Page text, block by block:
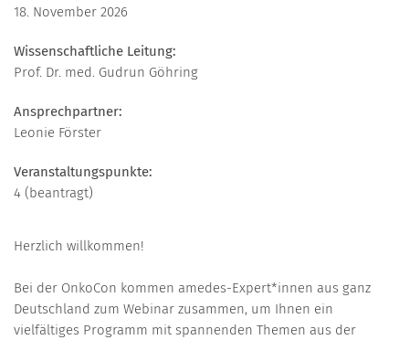
18. November 2026
Wissenschaftliche Leitung:
Prof. Dr. med. Gudrun Göhring
Ansprechpartner:
Leonie Förster
Veranstaltungspunkte:
4 (beantragt)
Herzlich willkommen!
Bei der OnkoCon kommen amedes-Expert*innen aus ganz
Deutschland zum Webinar zusammen, um Ihnen ein
vielfältiges Programm mit spannenden Themen aus der